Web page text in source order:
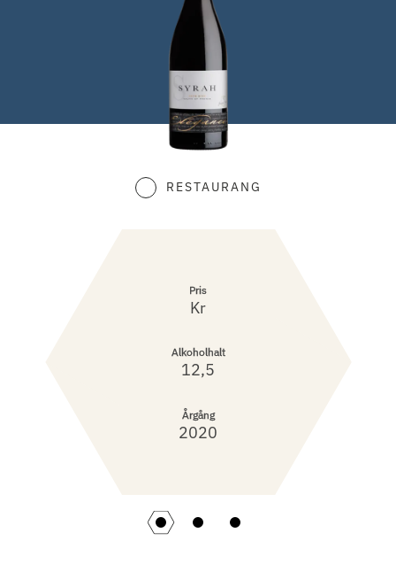
RESTAURANG
Pris
Kr
Alkoholhalt
12,5
Årgång
2020